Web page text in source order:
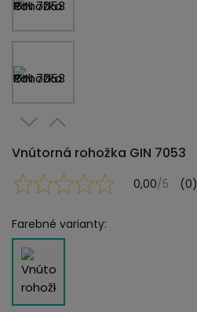
Vnútorná rohožka GIN 7053
0,00/5 (0)
Farebné varianty: